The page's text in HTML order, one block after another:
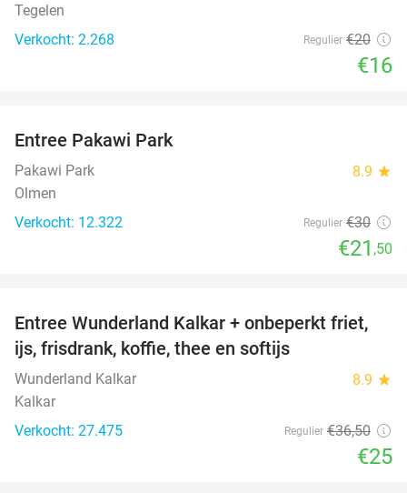
Tegelen
Verkocht: 2.268
Regulier €20
€16
Entree Pakawi Park
Pakawi Park 8.9 star
Olmen
Verkocht: 12.322
Regulier €30
€21 ,50
32%
Entree Wunderland Kalkar + onbeperkt friet,
ijs, frisdrank, koffie, thee en softijs
Wunderland Kalkar 8.9 star
Kalkar
Verkocht: 27.475
Regulier €36,50
€25